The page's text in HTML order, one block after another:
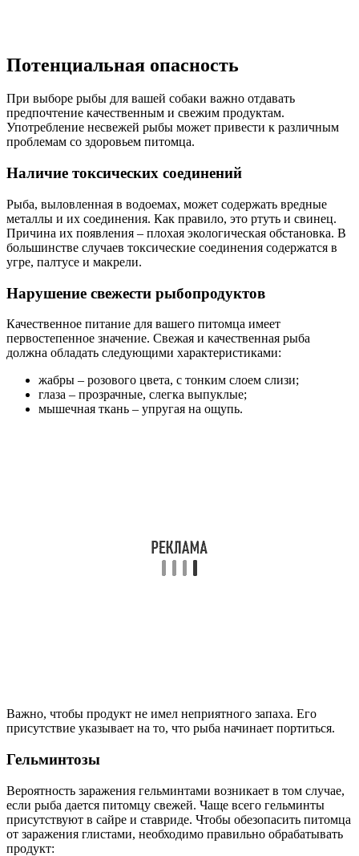
Потенциальная опасность
При выборе рыбы для вашей собаки важно отдавать
предпочтение качественным и свежим продуктам.
Употребление несвежей рыбы может привести к различным
проблемам со здоровьем питомца.
Наличие токсических соединений
Рыба, выловленная в водоемах, может содержать вредные
металлы и их соединения. Как правило, это ртуть и свинец.
Причина их появления – плохая экологическая обстановка. В
большинстве случаев токсические соединения содержатся в
угре, палтусе и макрели.
Нарушение свежести рыбопродуктов
Качественное питание для вашего питомца имеет
первостепенное значение. Свежая и качественная рыба
должна обладать следующими характеристиками:
жабры – розового цвета, с тонким слоем слизи;
глаза – прозрачные, слегка выпуклые;
мышечная ткань – упругая на ощупь.
Важно, чтобы продукт не имел неприятного запаха. Его
присутствие указывает на то, что рыба начинает портиться.
Гельминтозы
Вероятность заражения гельминтами возникает в том случае,
если рыба дается питомцу свежей. Чаще всего гельминты
присутствуют в сайре и ставриде. Чтобы обезопасить питомца
от заражения глистами, необходимо правильно обрабатывать
продукт: